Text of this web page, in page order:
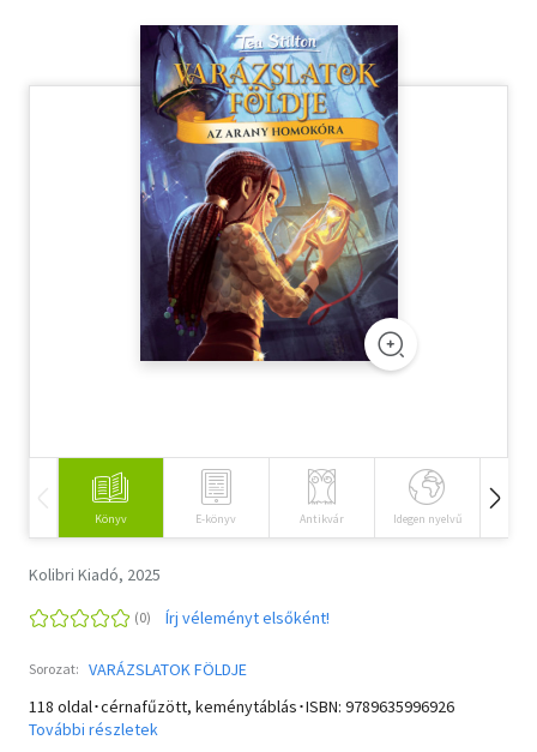
Hobbi, szabadidő
Szótár, nyelvkönyv
Tankönyv, segédkönyv
Társadalomtudomány
Könyv E-könyv Antikvár Idegen nyelvű
Kolibri Kiadó, 2025
Írj véleményt elsőként!
Sorozat: VARÁZSLATOK FÖLDJE
118 oldal･cérnafűzött, keménytáblás･ISBN: 9789635996926
További részletek